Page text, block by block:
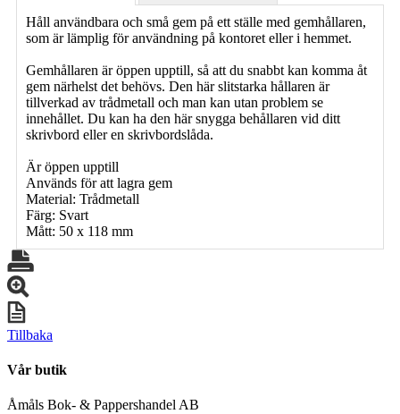
Håll användbara och små gem på ett ställe med gemhållaren,
som är lämplig för användning på kontoret eller i hemmet.
Gemhållaren är öppen upptill, så att du snabbt kan komma åt
gem närhelst det behövs. Den här slitstarka hållaren är
tillverkad av trådmetall och man kan utan problem se
innehållet. Du kan ha den här snygga behållaren vid ditt
skrivbord eller en skrivbordslåda.
Är öppen upptill
Används för att lagra gem
Material: Trådmetall
Färg: Svart
Mått: 50 x 118 mm
Tillbaka
Vår butik
Åmåls Bok- & Pappershandel AB